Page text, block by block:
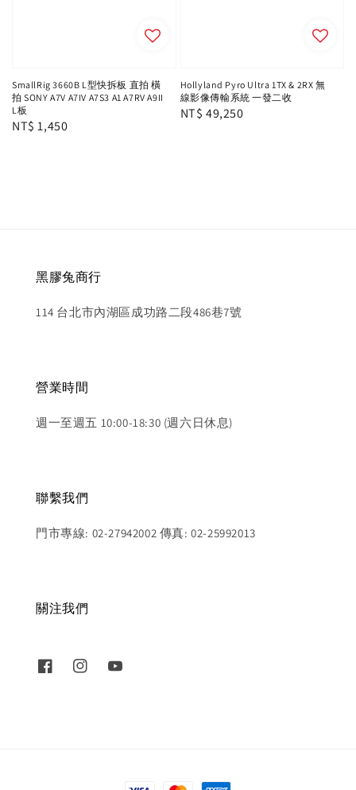
SmallRig 3660B L型快拆板 直拍 橫
拍 SONY A7V A7IV A7S3 A1 A7RV A9II
L板
Regular
NT$ 1,450
Hollyland Pyro Ultra 1TX & 2RX 無
線影像傳輸系統 一發二收
Regular
NT$ 49,250
黑膠兔商行
114 台北市內湖區成功路二段486巷7號
營業時間
週一至週五 10:00-18:30 (週六日休息)
聯繫我們
門市專線: 02-27942002 傳真: 02-25992013
關注我們